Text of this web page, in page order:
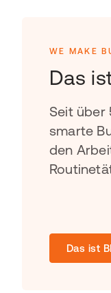
WE MAKE
Das
Seit über
smarte
den
Das ist